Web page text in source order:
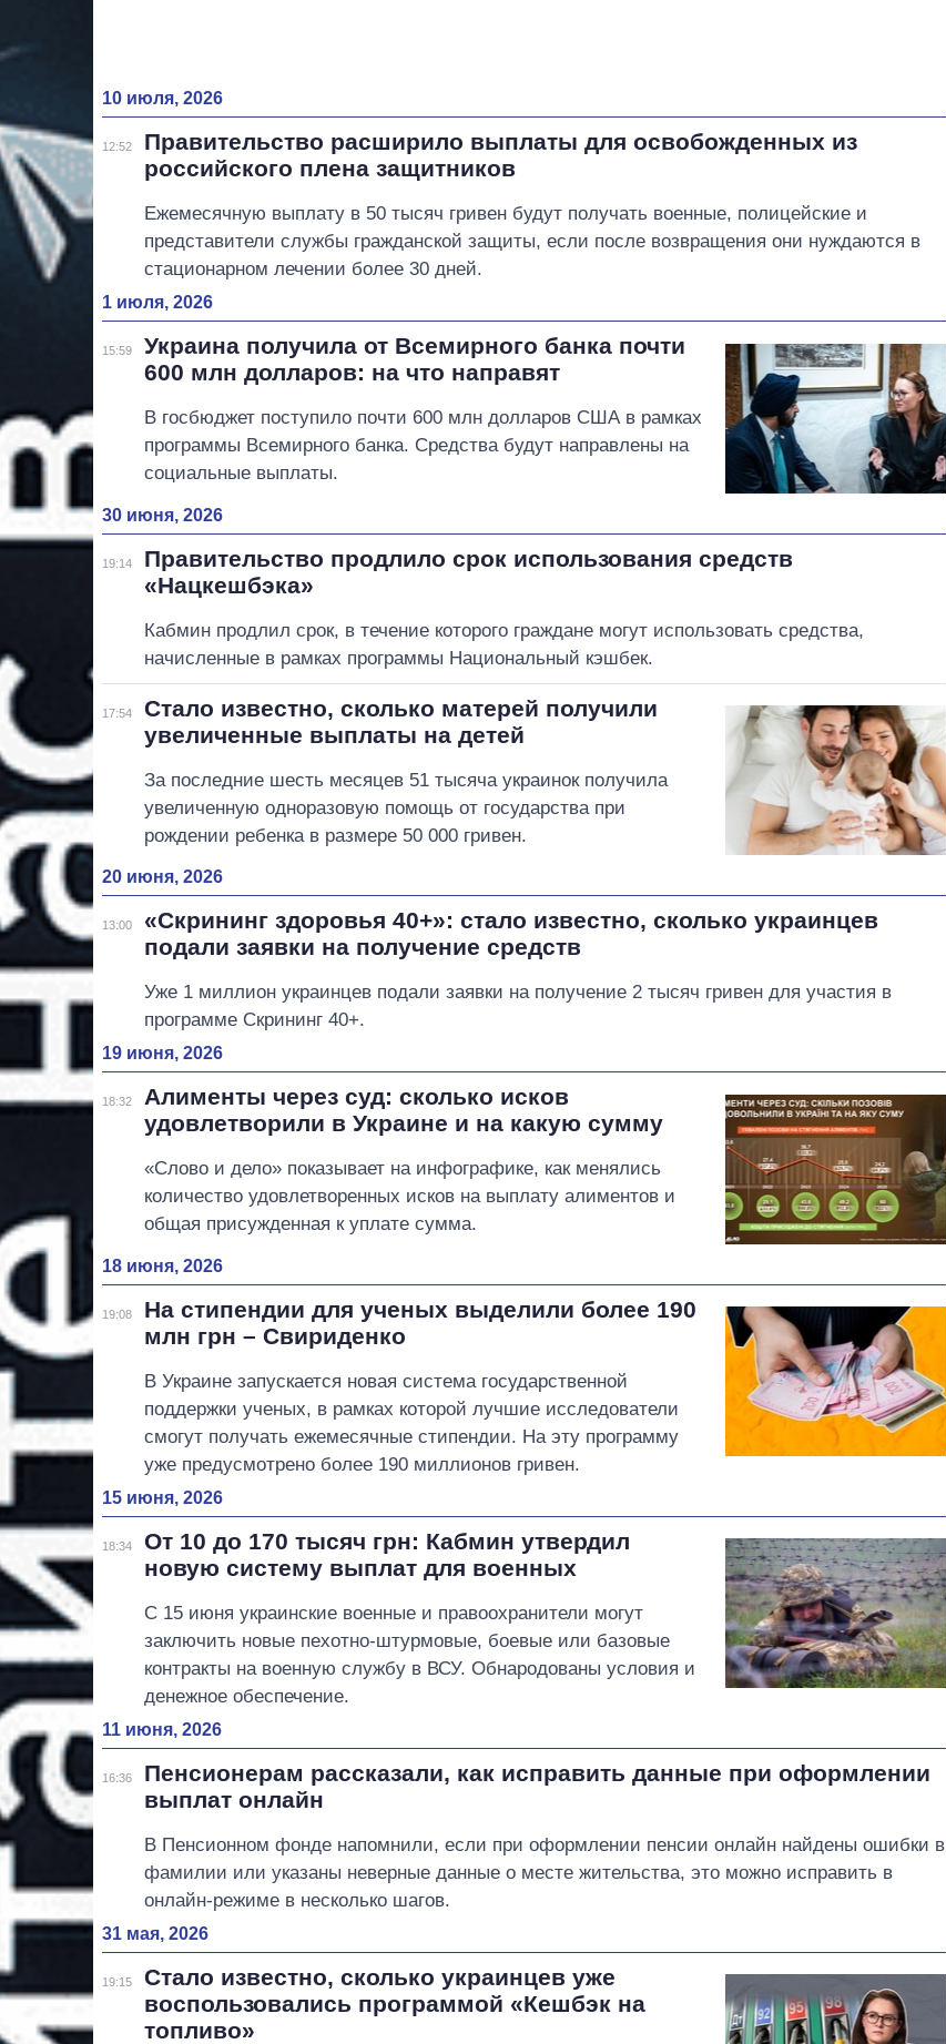
10 июля, 2026
12:52
Правительство расширило выплаты для освобожденных из
российского плена защитников
Ежемесячную выплату в 50 тысяч гривен будут получать военные, полицейские и
представители службы гражданской защиты, если после возвращения они нуждаются в
стационарном лечении более 30 дней.
1 июля, 2026
15:59
Украина получила от Всемирного банка почти
600 млн долларов: на что направят
В госбюджет поступило почти 600 млн долларов США в рамках
программы Всемирного банка. Средства будут направлены на
социальные выплаты.
30 июня, 2026
19:14
Правительство продлило срок использования средств
«Нацкешбэка»
Кабмин продлил срок, в течение которого граждане могут использовать средства,
начисленные в рамках программы Национальный кэшбек.
17:54
Стало известно, сколько матерей получили
увеличенные выплаты на детей
За последние шесть месяцев 51 тысяча украинок получила
увеличенную одноразовую помощь от государства при
рождении ребенка в размере 50 000 гривен.
20 июня, 2026
13:00
«Скрининг здоровья 40+»: стало известно, сколько украинцев
подали заявки на получение средств
Уже 1 миллион украинцев подали заявки на получение 2 тысяч гривен для участия в
программе Скрининг 40+.
19 июня, 2026
18:32
Алименты через суд: сколько исков
удовлетворили в Украине и на какую сумму
«Слово и дело» показывает на инфографике, как менялись
количество удовлетворенных исков на выплату алиментов и
общая присужденная к уплате сумма.
18 июня, 2026
19:08
На стипендии для ученых выделили более 190
млн грн – Свириденко
В Украине запускается новая система государственной
поддержки ученых, в рамках которой лучшие исследователи
смогут получать ежемесячные стипендии. На эту программу
уже предусмотрено более 190 миллионов гривен.
15 июня, 2026
18:34
От 10 до 170 тысяч грн: Кабмин утвердил
новую систему выплат для военных
С 15 июня украинские военные и правоохранители могут
заключить новые пехотно-штурмовые, боевые или базовые
контракты на военную службу в ВСУ. Обнародованы условия и
денежное обеспечение.
11 июня, 2026
16:36
Пенсионерам рассказали, как исправить данные при оформлении
выплат онлайн
В Пенсионном фонде напомнили, если при оформлении пенсии онлайн найдены ошибки в
фамилии или указаны неверные данные о месте жительства, это можно исправить в
онлайн-режиме в несколько шагов.
31 мая, 2026
19:15
Стало известно, сколько украинцев уже
воспользовались программой «Кешбэк на
топливо»